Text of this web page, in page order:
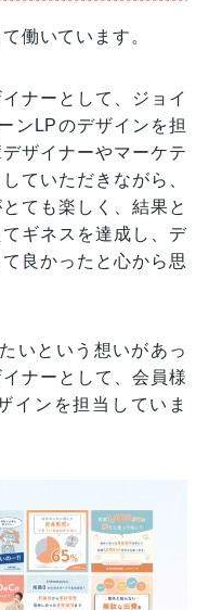
働いています。
ナーとして、ジョイ
ンLPのデザインを担
ザイナーやマーケテ
ていただきながら、
ても楽しく、結果と
ギネスを達成し、デ
良かったと心から思
いという想いがあっ
ナーとして、会員様
インを担当していま